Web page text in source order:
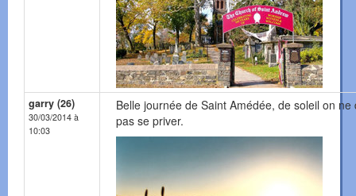
garry (26)
30/03/2014 à
10:03
Belle journée de Saint Amédée, de soleil on ne
pas se priver.